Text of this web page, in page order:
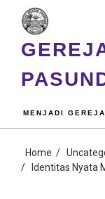
MENJADI
Home
Identitas Nyata